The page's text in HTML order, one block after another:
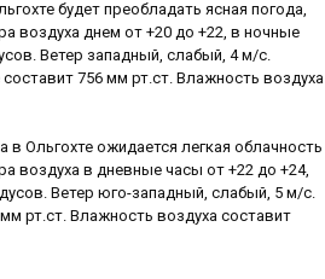
будет преобладать ясная погода,
воздуха днем от +20 до +22, в ночные
Ветер западный, слабый, 4 м/с.
756 мм рт.ст. Влажность воздуха
в Ольгохте ожидается легкая облачность
воздуха в дневные часы от +22 до +24,
Ветер юго-западный, слабый, 5 м/с.
рт.ст. Влажность воздуха составит